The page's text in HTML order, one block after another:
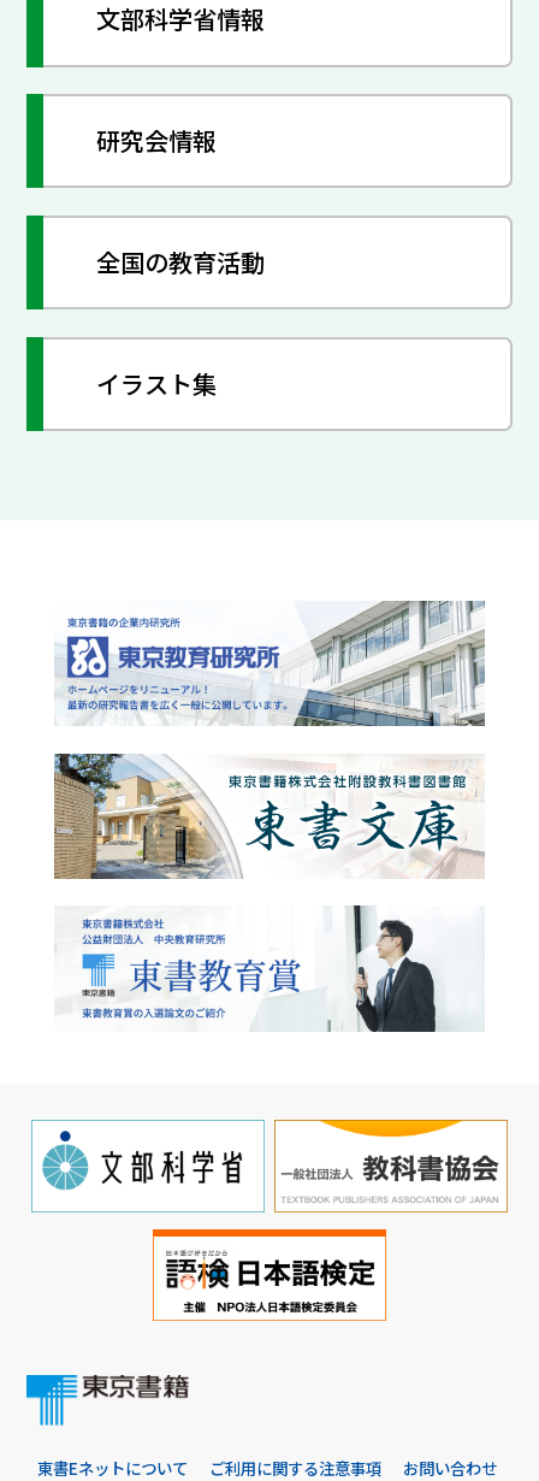
文部科学省情報
研究会情報
全国の教育活動
イラスト集
東書Eネットについて ご利用に関する注意事項 お問い合わせ